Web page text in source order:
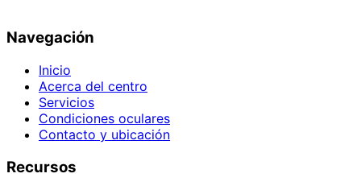
Navegación
Inicio
Acerca del centro
Servicios
Condiciones oculares
Contacto y ubicación
Recursos